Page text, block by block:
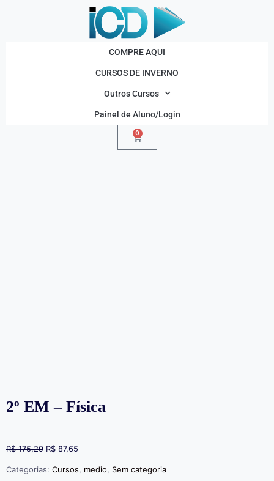
COMPRE AQUI
CURSOS DE INVERNO
Outros Cursos
Painel de Aluno/Login
0
2º EM – Física
R$175,29 R$ 87,65
Categorias: Cursos, medio, Sem categoria